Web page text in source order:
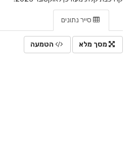
סייר נתונים
מסך מלא הטמעה